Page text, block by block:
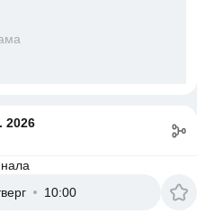
10:00